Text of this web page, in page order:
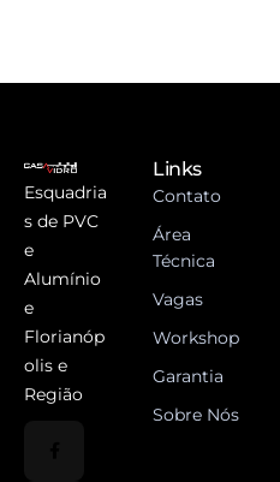
Esquadria
s de PVC
e
Alumínio
e
Florianóp
olis e
Região
Links
Contato
Área
Técnica
Vagas
Workshop
Garantia
Sobre Nós